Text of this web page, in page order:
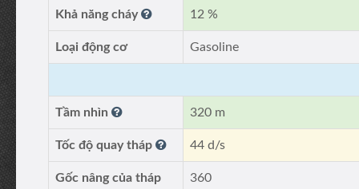
Khả năng cháy 12 %
Loại động cơ Gasoline
Tầm nhìn 320 m
Tốc độ quay tháp 44 d/s
Gốc nâng của tháp 360